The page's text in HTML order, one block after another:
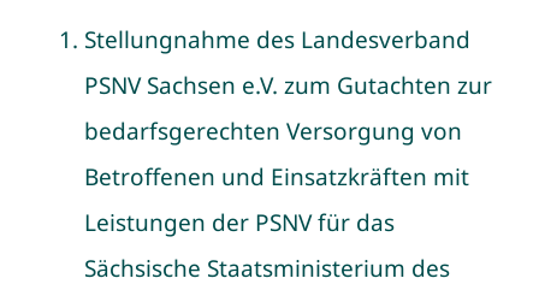
Stellungnahme des Landesverband
PSNV Sachsen e.V. zum Gutachten zur
bedarfsgerechten Versorgung von
Betroffenen und Einsatzkräften mit
Leistungen der PSNV für das
Sächsische Staatsministerium des